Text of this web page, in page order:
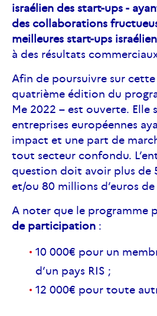
israélien des start-ups -
des collaborations
meilleures start-ups
à des résultats
Afin de poursuivre sur cette
quatrième édition du
Me 2022 – est ouverte. Elle
entreprises européennes
impact et une part de
tout secteur confondu.
question doit avoir plus de
et/ou 80 millions d’euros de
A noter que le programme
de participation :
10 000€ pour un
d’un pays RIS ;
12 000€ pour toute